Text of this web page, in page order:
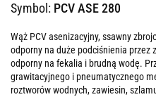
Symbol: PCV ASE 280
Wąż PCV asenizacyjny, ssawny
odporny na duże podciśnienia przez
odporny na fekalia i brudną wodę.
grawitacyjnego i pneumatycznego
roztworów wodnych, zawiesin,